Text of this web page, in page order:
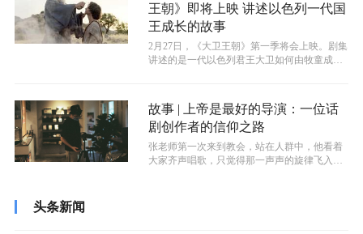
王朝》即将上映 讲述以色列一代国
王成长的故事
​2月27日，《大卫王朝》第一季将会上映。剧集
讲述的是一代以色列君王大卫如何由牧童成为
故事 | 上帝是最好的导演：一位话
剧创作者的信仰之路
张老师第一次来到教会，站在人群中，他看着
大家齐声唱歌，只觉得那一声声的旋律飞入耳
头条新闻